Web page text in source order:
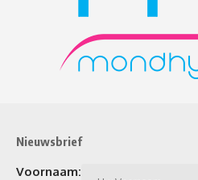
Nieuwsbrief
Voornaam: